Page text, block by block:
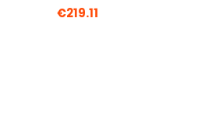
€219.11